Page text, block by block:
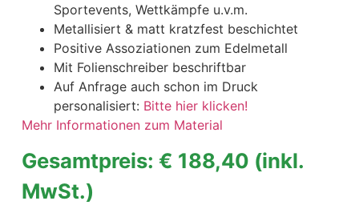
Sportevents, Wettkämpfe u.v.m.
Metallisiert & matt kratzfest beschichtet
Positive Assoziationen zum Edelmetall
Mit Folienschreiber beschriftbar
Auf Anfrage auch schon im Druck
personalisiert: Bitte hier klicken!
Mehr Informationen zum Material
Gesamtpreis: € 188,40 (inkl.
MwSt.)